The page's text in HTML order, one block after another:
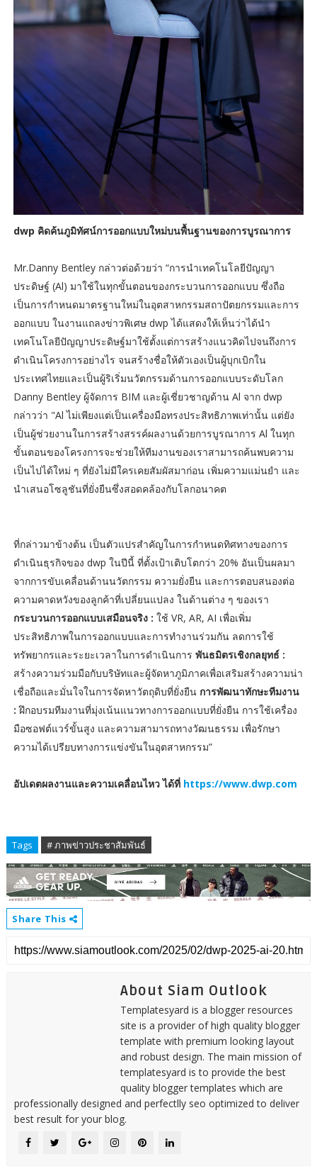
dwp คิดค้นภูมิทัศน์การออกแบบใหม่บนพื้นฐานของการบูรณาการ
Mr.Danny Bentley กล่าวต่อด้วยว่า “การนำเทคโนโลยีปัญญา
ประดิษฐ์ (Al) มาใช้ในทุกขั้นตอนของกระบวนการออกแบบ ซึ่งถือ
เป็นการกำหนดมาตรฐานใหม่ในอุตสาหกรรมสถาปัตยกรรมและการ
ออกแบบ ในงานแถลงข่าวพิเศษ dwp ได้แสดงให้เห็นว่าได้นำ
เทคโนโลยีปัญญาประดิษฐ์มาใช้ตั้งแต่การสร้างแนวคิดไปจนถึงการ
ดำเนินโครงการอย่างไร จนสร้างชื่อให้ตัวเองเป็นผู้บุกเบิกใน
ประเทศไทยและเป็นผู้ริเริ่มนวัตกรรมด้านการออกแบบระดับโลก
Danny Bentley ผู้จัดการ BIM และผู้เชี่ยวชาญด้าน Al จาก dwp
กล่าวว่า "Al ไม่เพียงแต่เป็นเครื่องมือทรงประสิทธิภาพเท่านั้น แต่ยัง
เป็นผู้ช่วยงานในการสร้างสรรค์ผลงานด้วยการบูรณาการ Al ในทุก
ขั้นตอนของโครงการจะช่วยให้ทีมงานของเราสามารถค้นพบความ
เป็นไปได้ใหม่ ๆ ที่ยังไม่มีใครเคยสัมผัสมาก่อน เพิ่มความแม่นยำ และ
นำเสนอโซลูชันที่ยั่งยืนซึ่งสอดคล้องกับโลกอนาคต
ที่กล่าวมาข้างต้น เป็นตัวแปรสำคัญในการกำหนดทิศทางของการ
ดำเนินธุรกิจของ dwp ในปีนี้ ที่ตั้งเป้าเติบโตกว่า 20% อันเป็นผลมา
จากการขับเคลื่อนด้านนวัตกรรม ความยั่งยืน และการตอบสนองต่อ
ความคาดหวังของลูกค้าที่เปลี่ยนแปลง ในด้านต่าง ๆ ของเรา
กระบวนการออกแบบเสมือนจริง : ใช้ VR, AR, AI เพื่อเพิ่ม
ประสิทธิภาพในการออกแบบและการทำงานร่วมกัน ลดการใช้
ทรัพยากรและระยะเวลาในการดำเนินการ พันธมิตรเชิงกลยุทธ์ :
สร้างความร่วมมือกับบริษัทและผู้จัดหาภูมิภาคเพื่อเสริมสร้างความน่า
เชื่อถือและมั่นใจในการจัดหาวัตถุดิบที่ยั่งยืน การพัฒนาทักษะทีมงาน
:ฝึกอบรมทีมงานที่มุ่งเน้นแนวทางการออกแบบที่ยั่งยืน การใช้เครื่อง
มือซอฟต์แวร์ขั้นสูง และความสามารถทางวัฒนธรรม เพื่อรักษา
ความได้เปรียบทางการแข่งขันในอุตสาหกรรม”
อัปเดตผลงานและความเคลื่อนไหว ได้ที่ https://www.dwp.com
Tags # ภาพข่าวประชาสัมพันธ์
Share This
About Siam Outlook
Templatesyard is a blogger resources
site is a provider of high quality blogger
template with premium looking layout
and robust design. The main mission of
templatesyard is to provide the best
quality blogger templates which are
professionally designed and perfectlly seo optimized to deliver
best result for your blog.